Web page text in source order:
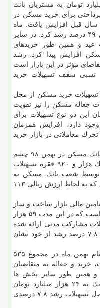
بیش از یك هزار و ۳۵۰ میلیارد تومان به مشتریان بانك
برای خرید مسكن در
بهمن سال قبل افزایش یافت. ماه
گذشته در تهران معاملات خرید مسكن ۴۹ درصد رشد كرد. در سایر
عید و همین طور خریدهای
افزایش پیدا كرد. رشد
مؤثر در این بازار است
نسبی سقف تسهیلات خرید
خرید مسكن از محل
جعاله مسكن را نیز تقویت
این دو نوع تسهیلات برای
دارد، افزایش همزمان
معاملاتی در بازار خرید
در حوزه تسهیلات ساخت نیز عملكرد بانك مسكن در بهمن ۹۸ چشم
گیر گزارش شده است. ماه گذشته یك هزار و ۹۲۰ فقره تسهیلات
شعب بانك مسكن به
سازنده ها و انبوه سازان پرداخت گردید كه به لحاظ ارزش ریالی ۱۱۳
مالی بازار ساخت و ساز
طی ۱۱ ماه اول امسال بیان كننده آن است كه در این مدت ۵۹ هزار
مشاركت مدنی ارائه شده
توسط این بانك ساخته شده است كه ۷.۸ درصد رشد از خود نشان
بانك مسكن از شروع سال ۹۸ تا اختتام بهمن ماه در مجموع ۵۳۵
خرید و جعاله به متقاضیان
همین طور سایر بخش ها
پرداخت كرد. ارزش كل تسهیلات نزدیك به ۲۴ هزار میلیارد تومان
اعلام شده است كه به لحاظ ارزش اصل تسهیلات رشد ۷.۸ درصدی